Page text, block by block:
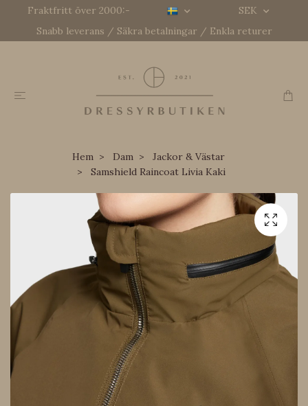
Fraktfritt över 2000:-
SEK
Snabb leverans / Säkra betalningar / Enkla returer
Hem Dam
Jackor & Västar
Samshield Raincoat Livia Kaki